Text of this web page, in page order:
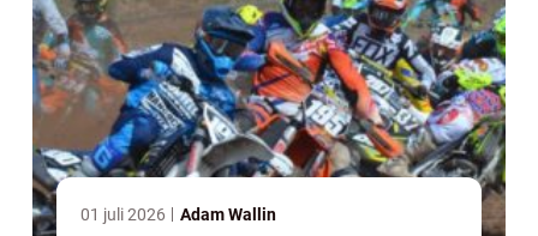
01 juli 2026 Adam Wallin